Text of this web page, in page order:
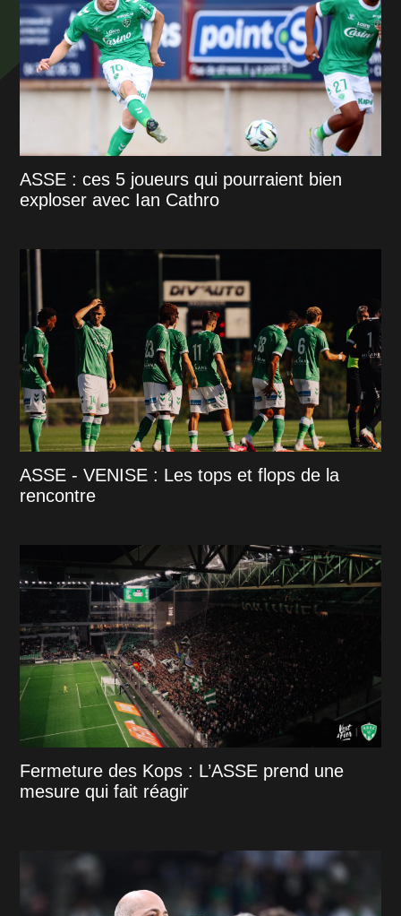
ASSE : ces 5 joueurs qui pourraient bien
exploser avec Ian Cathro
ASSE - VENISE : Les tops et flops de la
rencontre
Fermeture des Kops : L’ASSE prend une
mesure qui fait réagir